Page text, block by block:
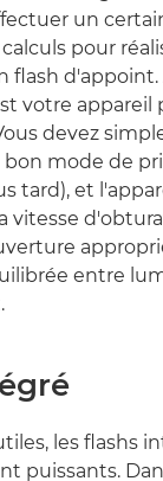
un
pour
flash
votre appareil
devez
mode de
tard), et
vitesse
entre
les flashs
puissants.